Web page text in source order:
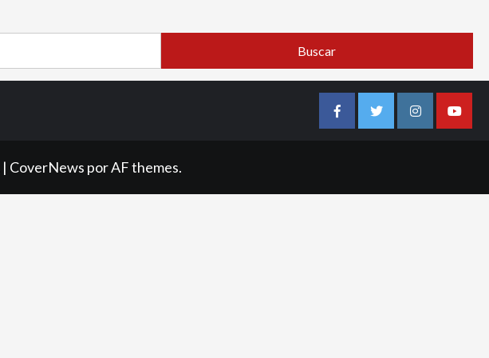
FacebookTwitterInstagram
| CoverNews por AF themes.